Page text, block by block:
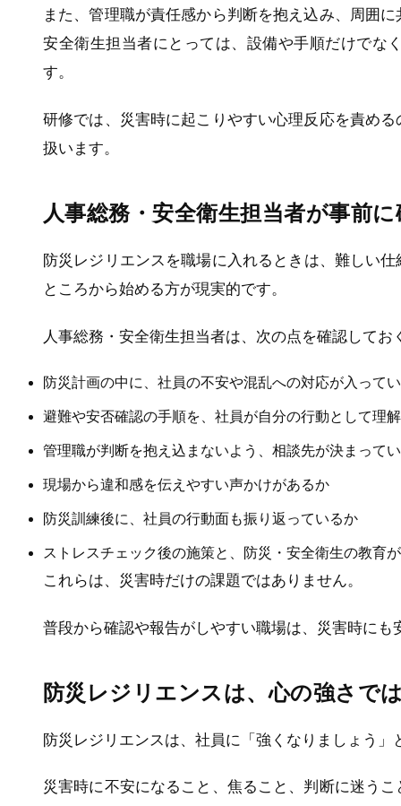
また、管理職が責任感から判断を抱え込み、周囲
安全衛生担当者にとっては、設備や手順だけでな
す。
研修では、災害時に起こりやすい心理反応を責め
扱います。
人事総務・安全衛生担当者が事前
防災レジリエンスを職場に入れるときは、難しい
ところから始める方が現実的です。
人事総務・安全衛生担当者は、次の点を確認して
防災計画の中に、社員の不安や混乱への対応が入って
避難や安否確認の手順を、社員が自分の行動として理
管理職が判断を抱え込まないよう、相談先が決まって
現場から違和感を伝えやすい声かけがあるか
防災訓練後に、社員の行動面も振り返っているか
ストレスチェック後の施策と、防災・安全衛生の教育
これらは、災害時だけの課題ではありません。
普段から確認や報告がしやすい職場は、災害時に
防災レジリエンスは、心の強さで
防災レジリエンスは、社員に「強くなりましょう
災害時に不安になること、焦ること、判断に迷う